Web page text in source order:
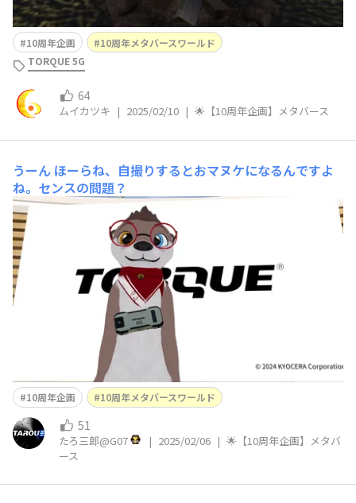
10周年企画
10周年メタバースワールド
TORQUE 5G
64
ムイカツキ | 2025/02/10 | 🌟【10周年企画】メタバース
うーん ほーらね、自撮りするとおマヌケになるんですよ
ね。センスの問題？
10周年企画 10周年メタバースワールド
51
たろ三郎@G07 | 2025/02/06 | 🌟【10周年企画】メタバ
ース